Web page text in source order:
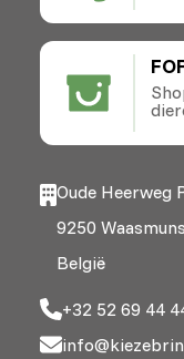
Oude Heerweg
9250
België
+32 52 69 44